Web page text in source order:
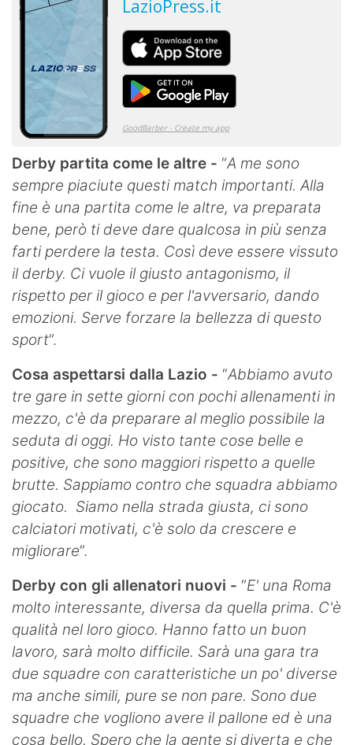
Derby partita come le altre - “A me sono
sempre piaciute questi match importanti. Alla
fine è una partita come le altre, va preparata
bene, però ti deve dare qualcosa in più senza
farti perdere la testa. Così deve essere vissuto
il derby. Ci vuole il giusto antagonismo, il
rispetto per il gioco e per l'avversario, dando
emozioni. Serve forzare la bellezza di questo
sport”.
Cosa aspettarsi dalla Lazio - “Abbiamo avuto
tre gare in sette giorni con pochi allenamenti in
mezzo, c'è da preparare al meglio possibile la
seduta di oggi. Ho visto tante cose belle e
positive, che sono maggiori rispetto a quelle
brutte. Sappiamo contro che squadra abbiamo
giocato. Siamo nella strada giusta, ci sono
calciatori motivati, c'è solo da crescere e
migliorare”.
Derby con gli allenatori nuovi - “E' una Roma
molto interessante, diversa da quella prima. C'è
qualità nel loro gioco. Hanno fatto un buon
lavoro, sarà molto difficile. Sarà una gara tra
due squadre con caratteristiche un po' diverse
ma anche simili, pure se non pare. Sono due
squadre che vogliono avere il pallone ed è una
cosa bello. Spero che la gente si diverta e che